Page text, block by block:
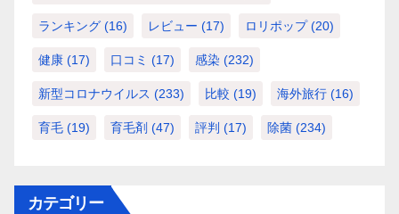
ランキング (16) レビュー (17) ロリポップ(20)
健康 (17) 口コミ (17) 感染 (232)
新型コロナウイルス (233) 比較 (19) 海外旅行 (16)
育毛 (19) 育毛剤 (47) 評判 (17) 除菌 (234)
カテゴリー